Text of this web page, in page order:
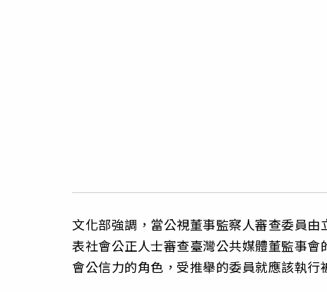
文化部強調，當公視董事監察人審查委員
表社會公正人士審查臺灣公共媒體董監事
會公信力的角色，受推舉的委員就應該執行